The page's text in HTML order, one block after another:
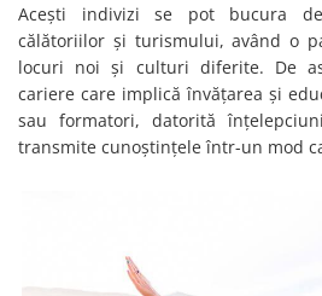
Acești indivizi se pot bucura
călătoriilor și turismului, având o
locuri noi și culturi diferite. De
cariere care implică învățarea și
sau formatori, datorită
transmite cunoștințele într-un mod